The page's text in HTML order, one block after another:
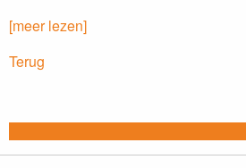
[meer lezen]
Terug